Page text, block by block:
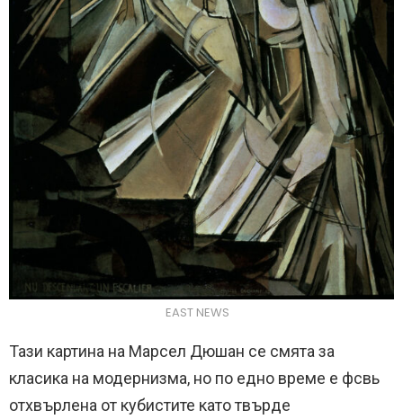
EAST NEWS
Тази картина на Марсел Дюшан се смята за
класика на модернизма, но по едно време е фсвь
отхвърлена от кубистите като твърде